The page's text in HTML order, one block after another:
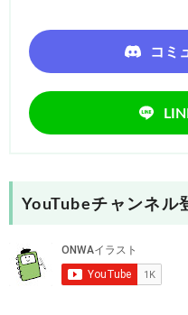
コミ
YouTubeチャンネル